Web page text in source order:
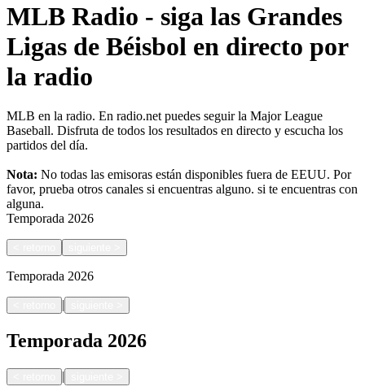
MLB Radio - siga las Grandes
Ligas de Béisbol en directo por
la radio
MLB en la radio. En radio.net puedes seguir la Major League
Baseball. Disfruta de todos los resultados en directo y escucha los
partidos del día.
Nota: No todas las emisoras están disponibles fuera de EEUU. Por
favor, prueba otros canales si encuentras alguno. si te encuentras con
alguna.
Temporada 2026
Temporada 2026
|
Temporada 2026
|